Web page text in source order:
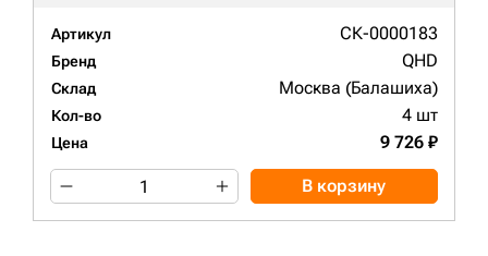
Артикул СК-0000183
Бренд QHD
Склад Москва (Балашиха)
Кол-во 4 шт
Цена 9 726 ₽
В корзину